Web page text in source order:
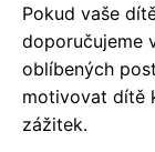
Pokud vaše
doporučujeme
oblíbených
motivovat dítě
zážitek.